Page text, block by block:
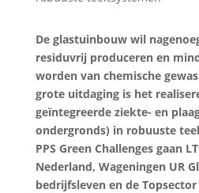
De glastuinbouw wil
residuvrij produceren en
worden van chemische
grote uitdaging is het
geïntegreerde ziekte- en
ondergronds) in robuuste
PPS Green Challenges gaan
Nederland, Wageningen UR
bedrijfsleven en de